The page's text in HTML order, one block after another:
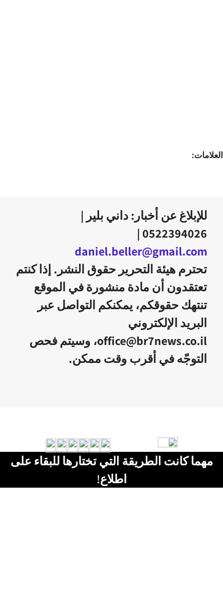
العلامات:
للإبلاغ عن أخبار: داني بلير |
0522394026 |
daniel.beller@gmail.com
تحترم هيئة التحرير حقوق النشر. إذا كنتم
تعتقدون أن مادة منشورة في الموقع
تنتهك حقوقكم، يمكنكم التواصل عبر
البريد الإلكتروني
office@br7news.co.il، وسيتم فحص
التوجّه في أقرب وقت ممكن.
مهما كانت الطريقة التي تختارها للبقاء على
اطلاع!